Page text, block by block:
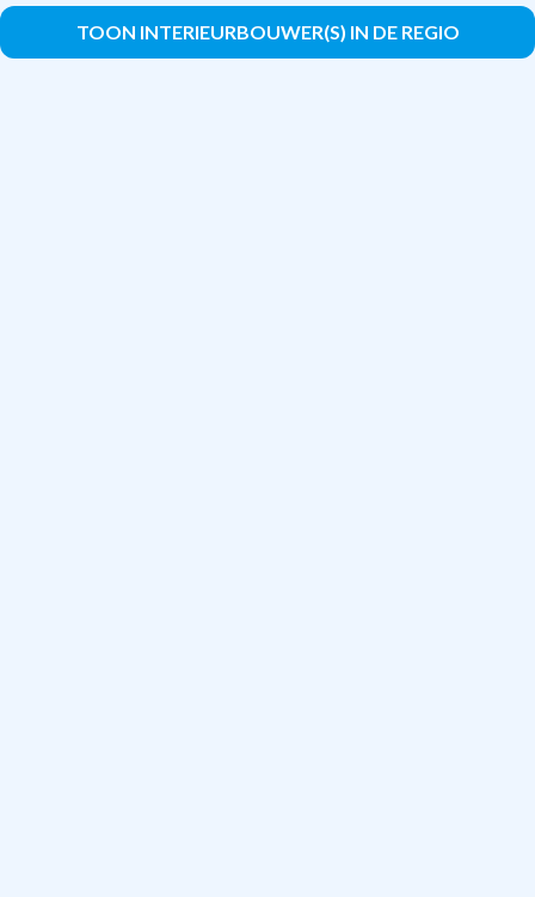
TOON INTERIEURBOUWER(S) IN DE REGIO